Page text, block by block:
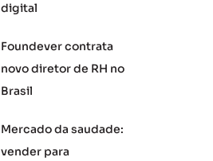
digital
Foundever contrata
novo diretor de RH no
Brasil
Mercado da saudade:
vender para